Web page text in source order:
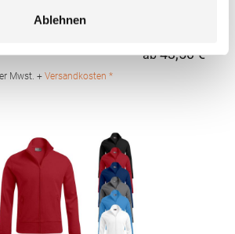
Ablehnen
Reißverschluss Leicht tailliert
Nr.: 5295Hersteller: Promodoro
57 40472 Düsseldorf Deutschland
ab43,50 € *
Mwst. + Versandkosten *